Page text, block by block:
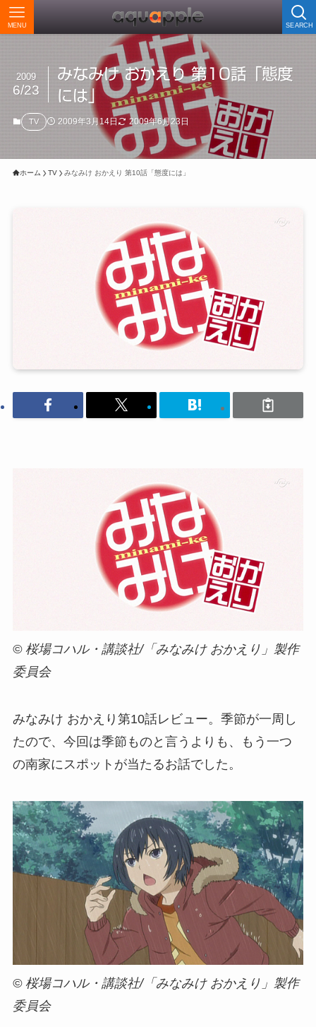
SEARCH
MENU
みなみけ おかえり 第10話「態度
には」
2009
6/23
TV 2009年3月14日 2009年6月23日
ホーム TV みなみけ おかえり 第10話「態度には」
© 桜場コハル・講談社/「みなみけ おかえり」製作
委員会
みなみけ おかえり第10話レビュー。季節が一周し
たので、今回は季節ものと言うよりも、もう一つ
の南家にスポットが当たるお話でした。
© 桜場コハル・講談社/「みなみけ おかえり」製作
委員会